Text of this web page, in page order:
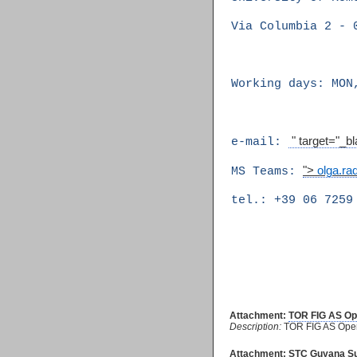
Via Columbia 2 -
Working days:
e-mail: "
MS Teams: ">
tel.: +39 06 7259
Attachment: TOR FIG AS
Description: TOR FIG AS
Attachment: STC Guyana